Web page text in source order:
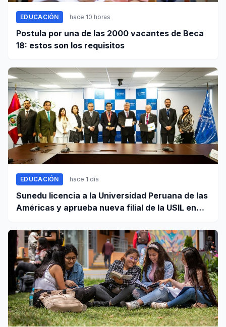
EDUCACIÓN hace 10 horas
Postula por una de las 2000 vacantes de Beca
18: estos son los requisitos
EDUCACIÓN hace 1 día
Sunedu licencia a la Universidad Peruana de las
Américas y aprueba nueva filial de la USIL en